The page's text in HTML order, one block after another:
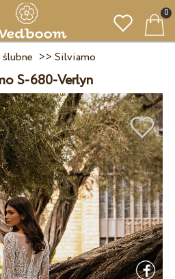
0
>> Silviamo
S-680-Verlyn